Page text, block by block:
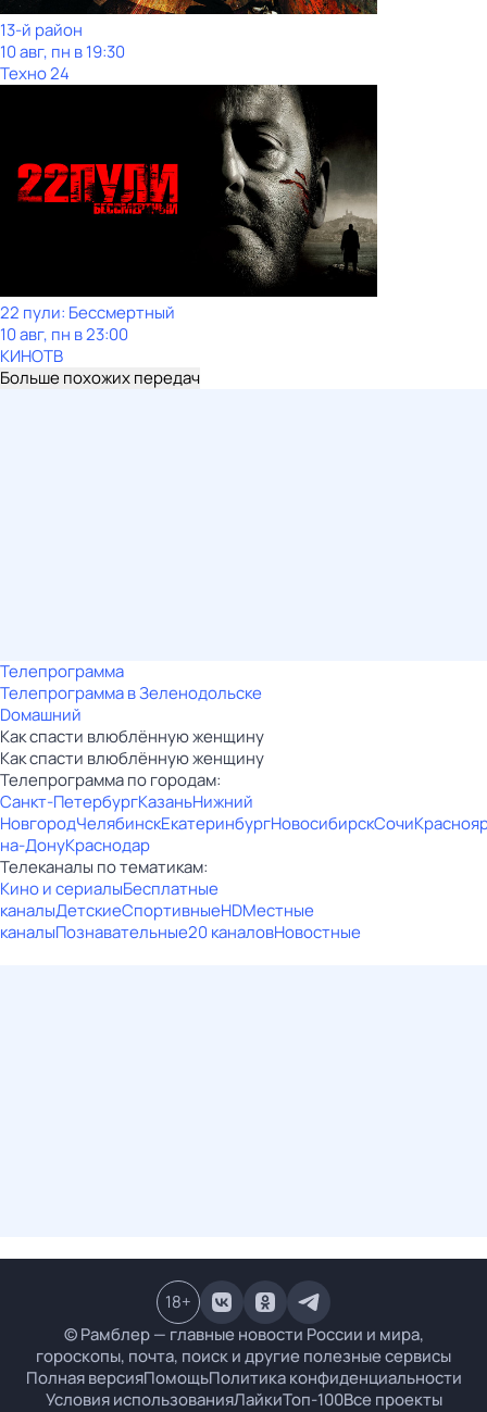
13-й район
10 авг, пн в 19:30
Техно 24
22 пули: Бессмертный
10 авг, пн в 23:00
КИНОТВ
Больше похожих передач
Телепрограмма
Телепрограмма в Зеленодольске
Dомашний
Как спасти влюблённую женщину
Как спасти влюблённую женщину
Телепрограмма по городам:
Санкт-ПетербургКазаньНижний
НовгородЧелябинскЕкатеринбургНовосибирскСочи
на-ДонуКраснодар
Телеканалы по тематикам:
Кино и сериалыБесплатные
каналыДетскиеСпортивныеHDМестные
каналыПознавательные20 каналовНовостные
© Рамблер — главные новости России и мира,
гороскопы, почта, поиск и другие полезные сервисы
Полная версияПомощьПолитика конфиденциальности
Условия использованияЛайкиТоп-100Все проекты
18+